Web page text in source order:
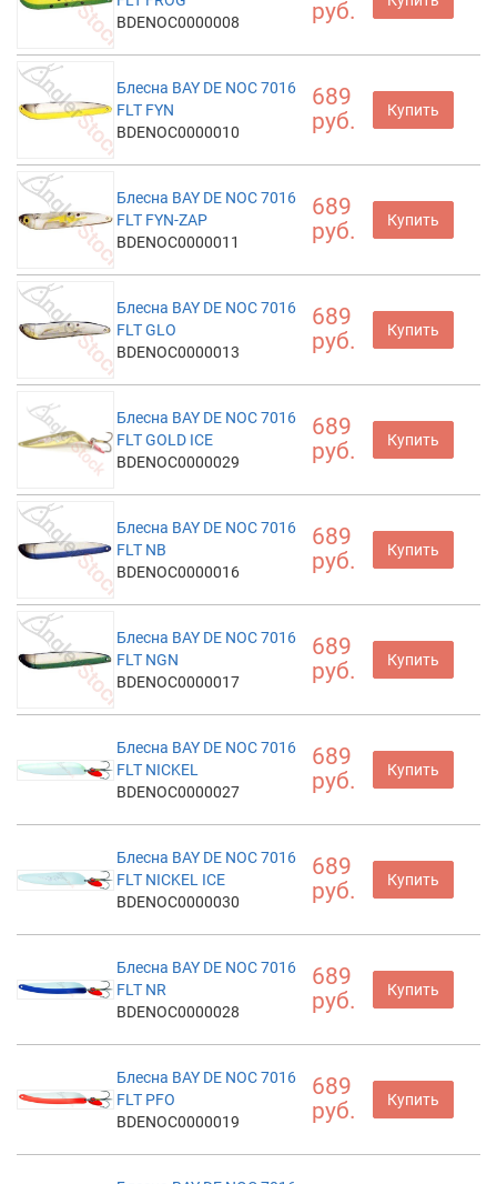
BDENOC0000008
руб.
Блесна BAY DE NOC 7016
FLT FYN
BDENOC0000010
689
руб.
Купить
Блесна BAY DE NOC 7016
FLT FYN-ZAP
BDENOC0000011
689
руб.
Купить
Блесна BAY DE NOC 7016
FLT GLO
BDENOC0000013
689
руб.
Купить
Блесна BAY DE NOC 7016
FLT GOLD ICE
BDENOC0000029
689
руб.
Купить
Блесна BAY DE NOC 7016
FLT NB
BDENOC0000016
689
руб.
Купить
Блесна BAY DE NOC 7016
FLT NGN
BDENOC0000017
689
руб.
Купить
Блесна BAY DE NOC 7016
FLT NICKEL
BDENOC0000027
689
руб.
Купить
Блесна BAY DE NOC 7016
FLT NICKEL ICE
BDENOC0000030
689
руб.
Купить
Блесна BAY DE NOC 7016
FLT NR
BDENOC0000028
689
руб.
Купить
Блесна BAY DE NOC 7016
FLT PFO
BDENOC0000019
689
руб.
Купить